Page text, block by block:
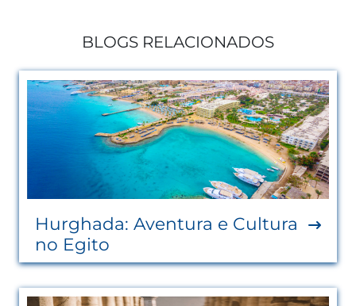
BLOGS RELACIONADOS
Hurghada: Aventura e Cultura
no Egito